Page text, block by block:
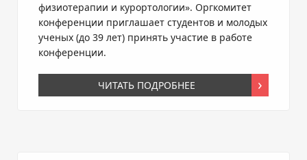
физиотерапии и курортологии». Оргкомитет
конференции приглашает студентов и молодых
ученых (до 39 лет) принять участие в работе
конференции.
ЧИТАТЬ ПОДРОБНЕЕ